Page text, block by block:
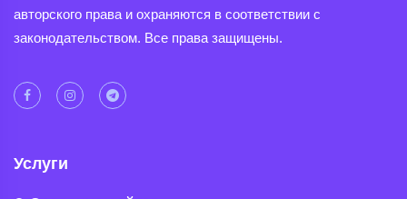
авторского права и охраняются в соответствии с
законодательством. Все права защищены.
Услуги